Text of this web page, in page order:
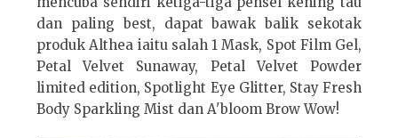
dan paling best, dapat bawak balik sekotak
produk Althea iaitu salah 1 Mask, Spot Film Gel,
Petal Velvet Sunaway, Petal Velvet Powder
limited edition, Spotlight Eye Glitter, Stay Fresh
Body Sparkling Mist dan A'bloom Brow Wow!